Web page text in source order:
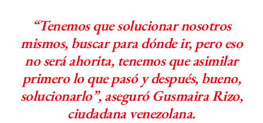
“Tenemos que solucionar nosotros
mismos, buscar para dónde ir, pero eso
no será ahorita, tenemos que asimilar
primero lo que pasó y después, bueno,
solucionarlo”, aseguró Gusmaira Rizo,
ciudadana venezolana.